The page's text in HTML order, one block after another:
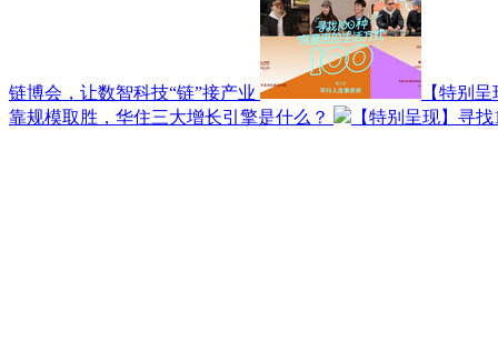
链博会，让数智科技“链”接产业
【特别
靠规模取胜，华住三大增长引擎是什么？
【特别呈现】寻